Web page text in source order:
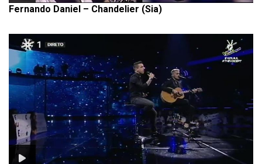
Fernando Daniel – Chandelier (Sia)